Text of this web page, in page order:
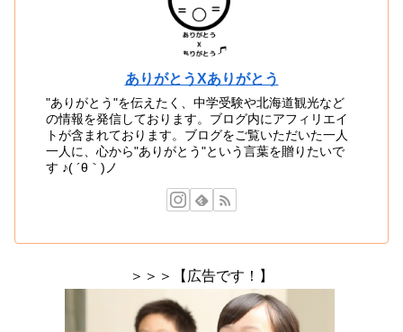
ありがとうXありがとう
"ありがとう"を伝えたく、中学受験や北海道観光など
の情報を発信しております。ブログ内にアフィリエイ
トが含まれております。ブログをご覧いただいた一人
一人に、心から"ありがとう"という言葉を贈りたいで
す ♪( ´θ｀)ノ
＞＞＞【広告です！】